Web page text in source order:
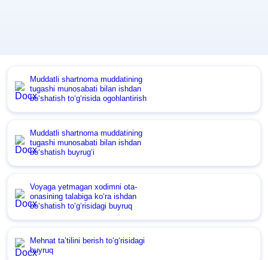
Muddatli shartnoma muddatining
tugashi munosabati bilan ishdan
boʻshatish toʻgʻrisida ogohlantirish
Muddatli shartnoma muddatining
tugashi munosabati bilan ishdan
boʻshatish buyrugʻi
Voyaga yetmagan хodimni ota-
onasining talabiga koʻra ishdan
boʻshatish toʻgʻrisidagi buyruq
Mehnat ta’tilini berish toʻgʻrisidagi
buyruq